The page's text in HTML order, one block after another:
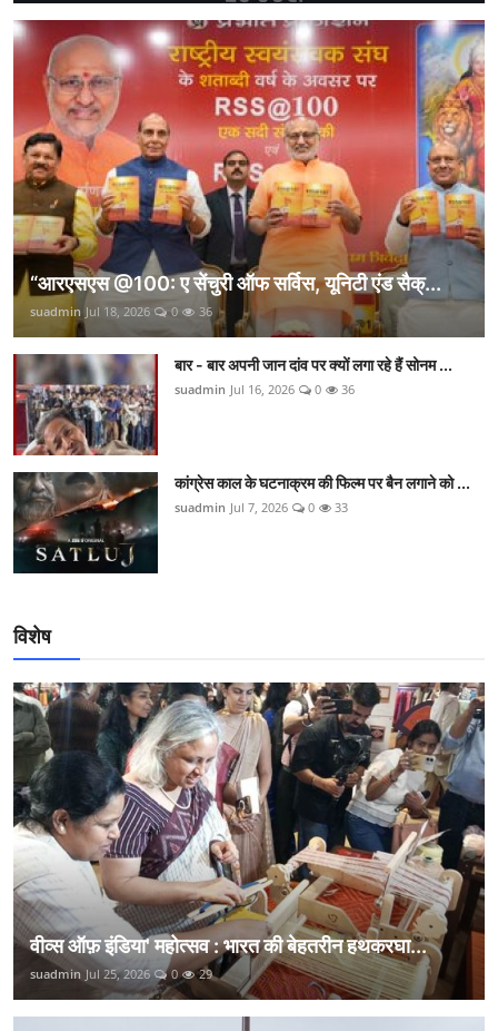
“आरएसएस @100: ए सेंचुरी ऑफ सर्विस, यूनिटी एंड सैक्...
suadmin Jul 18, 2026 0 36
बार - बार अपनी जान दांव पर क्यों लगा रहे हैं सोनम ...
suadmin Jul 16, 2026 0 36
कांग्रेस काल के घटनाक्रम की फिल्म पर बैन लगाने को ...
suadmin Jul 7, 2026 0 33
विशेष
वीव्स ऑफ़ इंडिया' महोत्सव : भारत की बेहतरीन हथकरघा...
suadmin Jul 25, 2026 0 29